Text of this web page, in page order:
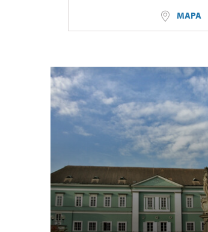
MAPA